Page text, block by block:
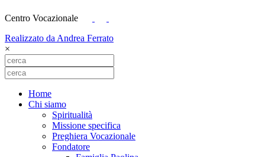
Centro Vocazionale
Realizzato da Andrea Ferrato
×
Home
Chi siamo
Spiritualità
Missione specifica
Preghiera Vocazionale
Fondatore